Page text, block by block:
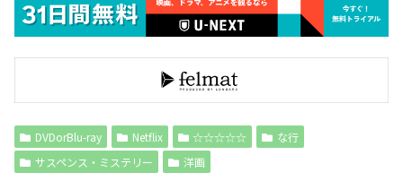
DVDorBlu-ray Netflix ☆☆☆☆☆
な行
サスペンス・ミステリー
洋画